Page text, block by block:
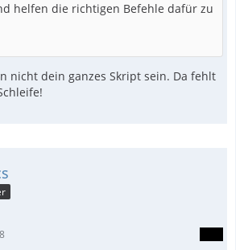
helfen die richtigen Befehle dafür zu
nicht dein ganzes Skript sein. Da fehlt